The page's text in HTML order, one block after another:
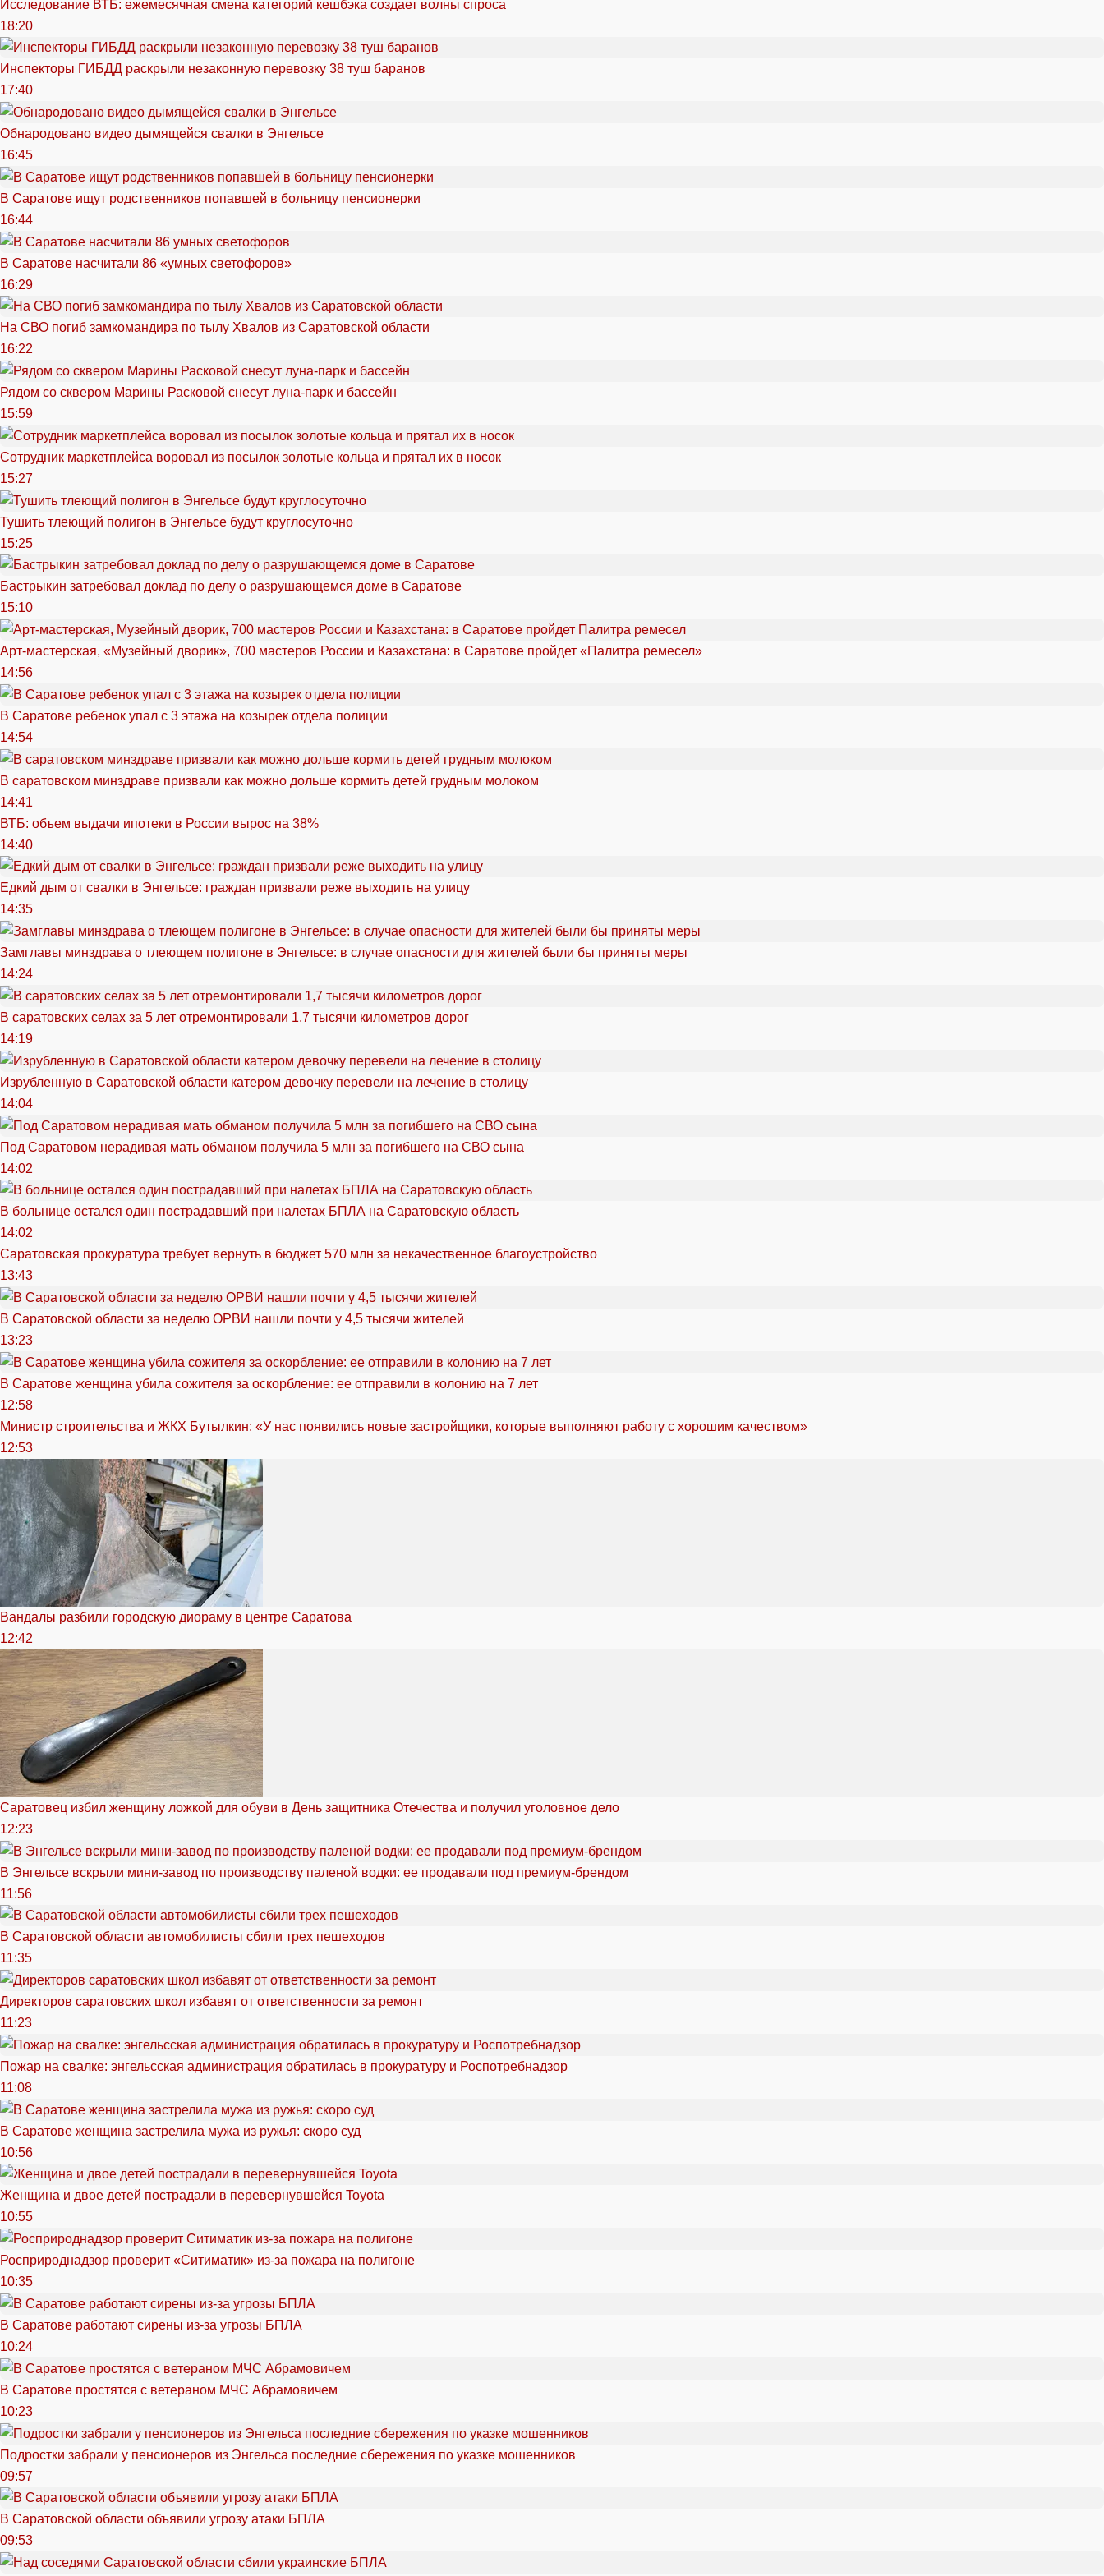
Исследование ВТБ: ежемесячная смена категорий кешбэка создает волны спроса
18:20
Инспекторы ГИБДД раскрыли незаконную перевозку 38 туш баранов
17:40
Обнародовано видео дымящейся свалки в Энгельсе
16:45
В Саратове ищут родственников попавшей в больницу пенсионерки
16:44
В Саратове насчитали 86 «умных светофоров»
16:29
На СВО погиб замкомандира по тылу Хвалов из Саратовской области
16:22
Рядом со сквером Марины Расковой снесут луна-парк и бассейн
15:59
Сотрудник маркетплейса воровал из посылок золотые кольца и прятал их в носок
15:27
Тушить тлеющий полигон в Энгельсе будут круглосуточно
15:25
Бастрыкин затребовал доклад по делу о разрушающемся доме в Саратове
15:10
Арт-мастерская, «Музейный дворик», 700 мастеров России и Казахстана: в Саратове пройдет «Палитра ремесел»
14:56
В Саратове ребенок упал с 3 этажа на козырек отдела полиции
14:54
В саратовском минздраве призвали как можно дольше кормить детей грудным молоком
14:41
ВТБ: объем выдачи ипотеки в России вырос на 38%
14:40
Едкий дым от свалки в Энгельсе: граждан призвали реже выходить на улицу
14:35
Замглавы минздрава о тлеющем полигоне в Энгельсе: в случае опасности для жителей были бы приняты меры
14:24
В саратовских селах за 5 лет отремонтировали 1,7 тысячи километров дорог
14:19
Изрубленную в Саратовской области катером девочку перевели на лечение в столицу
14:04
Под Саратовом нерадивая мать обманом получила 5 млн за погибшего на СВО сына
14:02
В больнице остался один пострадавший при налетах БПЛА на Саратовскую область
14:02
Саратовская прокуратура требует вернуть в бюджет 570 млн за некачественное благоустройство
13:43
В Саратовской области за неделю ОРВИ нашли почти у 4,5 тысячи жителей
13:23
В Саратове женщина убила сожителя за оскорбление: ее отправили в колонию на 7 лет
12:58
Министр строительства и ЖКХ Бутылкин: «У нас появились новые застройщики, которые выполняют работу с хорошим качеством»
12:53
Вандалы разбили городскую диораму в центре Саратова
12:42
Саратовец избил женщину ложкой для обуви в День защитника Отечества и получил уголовное дело
12:23
В Энгельсе вскрыли мини-завод по производству паленой водки: ее продавали под премиум-брендом
11:56
В Саратовской области автомобилисты сбили трех пешеходов
11:35
Директоров саратовских школ избавят от ответственности за ремонт
11:23
Пожар на свалке: энгельсская администрация обратилась в прокуратуру и Роспотребнадзор
11:08
В Саратове женщина застрелила мужа из ружья: скоро суд
10:56
Женщина и двое детей пострадали в перевернувшейся Toyota
10:55
Росприроднадзор проверит «Ситиматик» из-за пожара на полигоне
10:35
В Саратове работают сирены из-за угрозы БПЛА
10:24
В Саратове простятся с ветераном МЧС Абрамовичем
10:23
Подростки забрали у пенсионеров из Энгельса последние сбережения по указке мошенников
09:57
В Саратовской области объявили угрозу атаки БПЛА
09:53